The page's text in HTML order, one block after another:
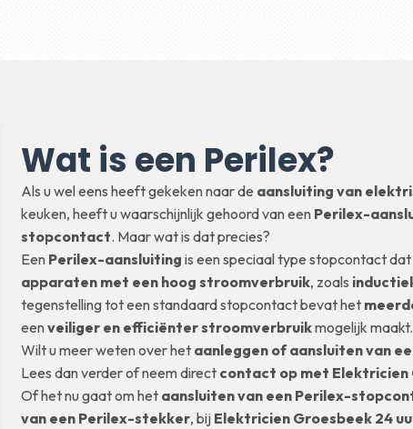
Wat is een Perilex?
Als u wel eens heeft gekeken naar de aansluiting van
keuken, heeft u waarschijnlijk gehoord van een Perilex-
stopcontact. Maar wat is dat precies?
Een Perilex-aansluiting is een speciaal type stopcontact
apparaten met een hoog stroomverbruik, zoals
tegenstelling tot een standaard stopcontact bevat het
eenveiliger en efficiënter stroomverbruikmogelijk maakt.
Wilt u meer weten over het aanleggen of aansluiten van
Lees dan verder of neem direct contact op met Elektricien
Of het nu gaat om het aansluiten van een Perilex-
van een Perilex-stekker, bij Elektricien Groesbeek 24